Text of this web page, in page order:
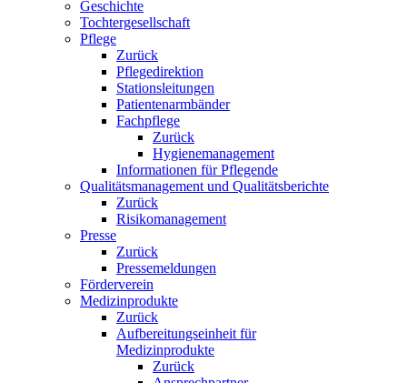
Geschichte
Tochtergesellschaft
Pflege
Zurück
Pflegedirektion
Stationsleitungen
Patientenarmbänder
Fachpflege
Zurück
Hygienemanagement
Informationen für Pflegende
Qualitätsmanagement und Qualitätsberichte
Zurück
Risikomanagement
Presse
Zurück
Pressemeldungen
Förderverein
Medizinprodukte
Zurück
Aufbereitungseinheit für
Medizinprodukte
Zurück